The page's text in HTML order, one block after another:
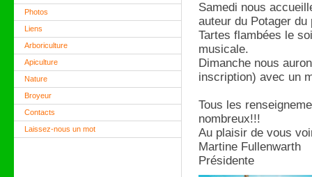
Photos
Liens
Arboriculture
Apiculture
Nature
Broyeur
Contacts
Laissez-nous un mot
Samedi nous
auteur du Potager du
Tartes flambées le
musicale.
Dimanche nous
inscription) avec un
Tous les
nombreux!!!
Au plaisir de vous
Martine Fullenwarth
Présidente